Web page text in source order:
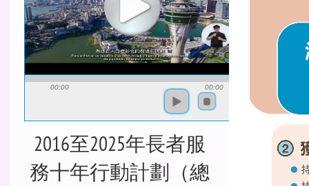
00:00 00:00
2016至2025年長者服
務十年行動計劃（總